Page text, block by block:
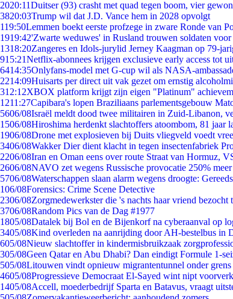
2020:11Duitser (93) crasht met quad tegen boom, vier
3820:03Trump wil dat J.D. Vance hem in 2028 opvolgt
119:50Lemmen boekt eerste profzege in zware Ronde van
1919:42'Zwarte weduwes' in Rusland trouwen soldaten
1318:20Zangeres en Idols-jurylid Jerney Kaagman op 79-
915:21Netflix-abonnees krijgen exclusieve early access tot
6414:35Onlyfans-model met G-cup wil als NASA-
2214:09Huisarts per direct uit vak gezet om ernstig
312:12XBOX platform krijgt zijn eigen "Platinum"
1211:27Capibara's lopen Braziliaans parlementsgebouw
5606/08Israël meldt dood twee militairen in Zuid-Libanon,
1506/08Hiroshima herdenkt slachtoffers atoombom, 81 jaar
1906/08Drone met explosieven bij Duits vliegveld voedt
3406/08Wakker Dier dient klacht in tegen insectenfabriek
2206/08Iran en Oman eens over route Straat van Hormuz,
2606/08NAVO zet wegens Russische provocatie 250%
5706/08Waterschappen slaan alarm wegens droogte:
106/08Forensics: Crime Scene Detective
2306/08Zorgmedewerkster die 's nachts haar vriend bezocht
3706/08Random Pics van de Dag #1977
1805/08Datalek bij Bol en de Bijenkorf na cyberaanval op
3405/08Kind overleden na aanrijding door AH-bestelbus in
605/08Nieuw slachtoffer in kindermisbruikzaak
305/08Geen Qatar en Abu Dhabi? Dan eindigt Formule 1-
505/08Litouwen vindt opnieuw migrantentunnel onder
4605/08Progressieve Democraat El-Sayed wint nipt
1405/08Accell, moederbedrijf Sparta en Batavus, vraagt